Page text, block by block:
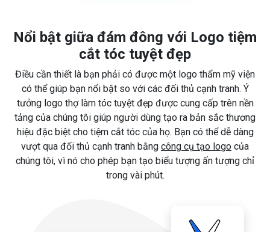
Nổi bật giữa đám đông với Logo tiệm
cắt tóc tuyệt đẹp
Điều cần thiết là bạn phải có được một logo thẩm mỹ viện
có thể giúp bạn nổi bật so với các đối thủ cạnh tranh. Ý
tưởng logo thợ làm tóc tuyệt đẹp được cung cấp trên nền
tảng của chúng tôi giúp người dùng tạo ra bản sắc thương
hiệu đặc biệt cho tiệm cắt tóc của họ. Bạn có thể dễ dàng
vượt qua đối thủ cạnh tranh bằng công cụ tạo logo của
chúng tôi, vì nó cho phép bạn tạo biểu tượng ấn tượng chỉ
trong vài phút.